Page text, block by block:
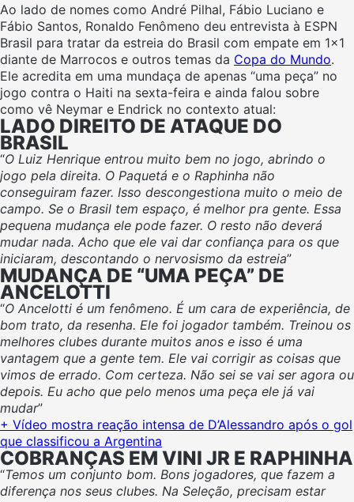
Ao lado de nomes como André Pilhal, Fábio Luciano e
Fábio Santos, Ronaldo Fenômeno deu entrevista à ESPN
Brasil para tratar da estreia do Brasil com empate em 1×1
diante de Marrocos e outros temas da Copa do Mundo.
Ele acredita em uma mundaça de apenas “uma peça” no
jogo contra o Haiti na sexta-feira e ainda falou sobre
como vê Neymar e Endrick no contexto atual:
LADO DIREITO DE ATAQUE DO
BRASIL
“O Luiz Henrique entrou muito bem no jogo, abrindo o
jogo pela direita. O Paquetá e o Raphinha não
conseguiram fazer. Isso descongestiona muito o meio de
campo. Se o Brasil tem espaço, é melhor pra gente. Essa
pequena mudança ele pode fazer. O resto não deverá
mudar nada. Acho que ele vai dar confiança para os que
iniciaram, descontando o nervosismo da estreia”
MUDANÇA DE “UMA PEÇA” DE
ANCELOTTI
“O Ancelotti é um fenômeno. É um cara de experiência, de
bom trato, da resenha. Ele foi jogador também. Treinou os
melhores clubes durante muitos anos e isso é uma
vantagem que a gente tem. Ele vai corrigir as coisas que
vimos de errado. Com certeza. Não sei se vai ser agora ou
depois. Eu acho que pelo menos uma peça ele já vai
mudar”
+ Vídeo mostra reação intensa de D’Alessandro após o gol
que classificou a Argentina
COBRANÇAS EM VINI JR E RAPHINHA
“Temos um conjunto bom. Bons jogadores, que fazem a
diferença nos seus clubes. Na Seleção, precisam estar